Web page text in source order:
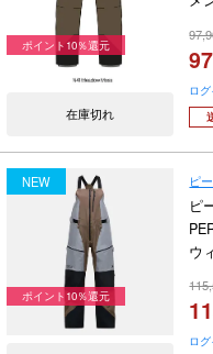
在庫切れ
ロ
ポイント10％還元
NEW ピ
ピ
ウ
ロ
ポイント10％還元